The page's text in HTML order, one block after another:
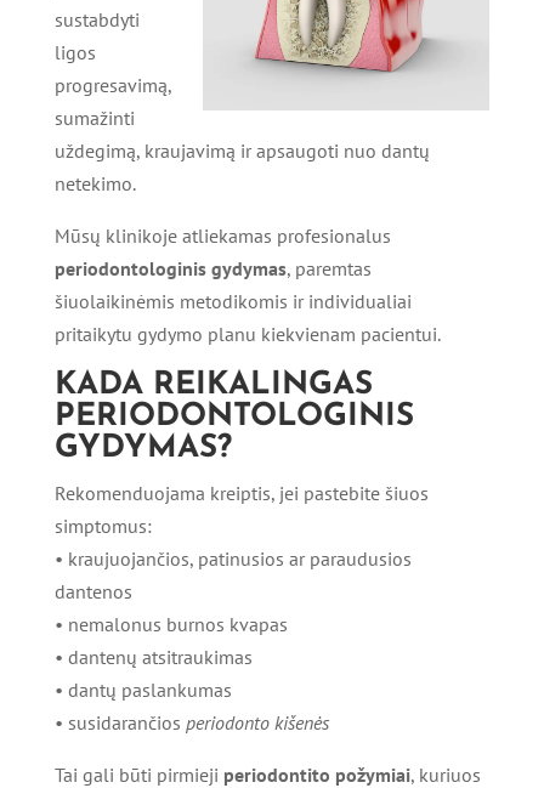
sustabdyti
ligos
progresavimą,
sumažinti
uždegimą, kraujavimą ir apsaugoti nuo dantų
netekimo.
Mūsų klinikoje atliekamas profesionalus
periodontologinis gydymas, paremtas
šiuolaikinėmis metodikomis ir individualiai
pritaikytu gydymo planu kiekvienam pacientui.
KADA REIKALINGAS
PERIODONTOLOGINIS
GYDYMAS?
Rekomenduojama kreiptis, jei pastebite šiuos
simptomus:
• kraujuojančios, patinusios ar paraudusios
dantenos
• nemalonus burnos kvapas
• dantenų atsitraukimas
• dantų paslankumas
• susidarančios periodonto kišenės
Tai gali būti pirmieji periodontito požymiai, kuriuos